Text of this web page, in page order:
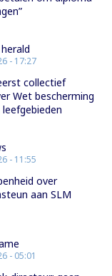
- 17:27
collectief
Wet bescherming
- 11:55
over
aan SLM
- 05:01